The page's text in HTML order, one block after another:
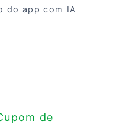
do app com IA
de